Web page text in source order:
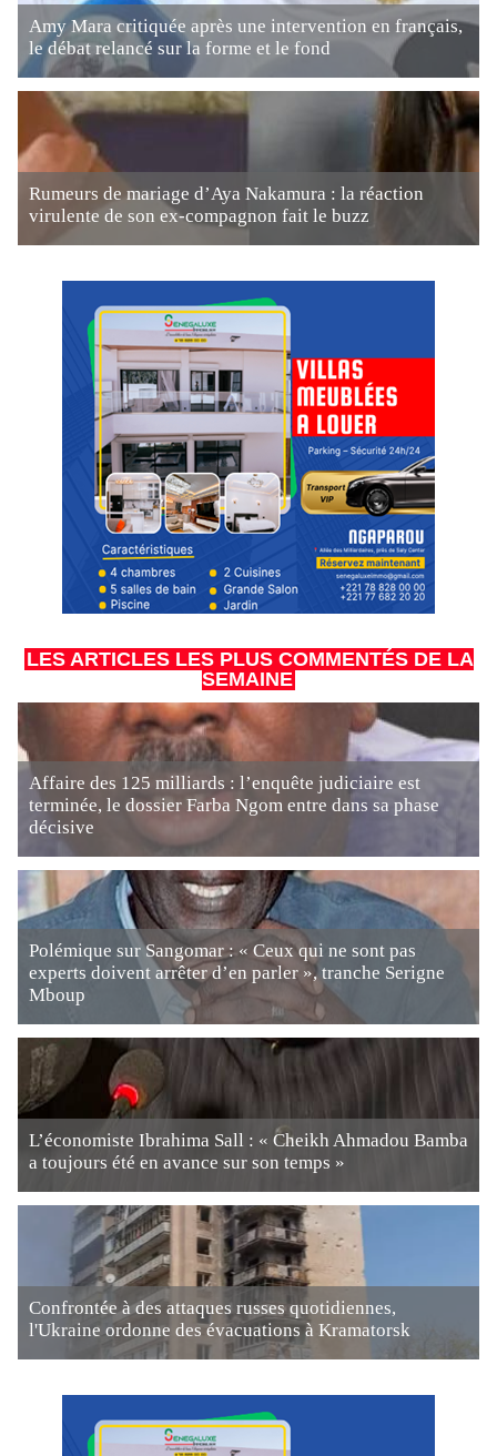
Amy Mara critiquée après une intervention en français,
le débat relancé sur la forme et le fond
Rumeurs de mariage d’Aya Nakamura : la réaction
virulente de son ex-compagnon fait le buzz
LES ARTICLES LES PLUS COMMENTÉS DE LA
SEMAINE
Affaire des 125 milliards : l’enquête judiciaire est
terminée, le dossier Farba Ngom entre dans sa phase
décisive
Polémique sur Sangomar : « Ceux qui ne sont pas
experts doivent arrêter d’en parler », tranche Serigne
Mboup
L’économiste Ibrahima Sall : « Cheikh Ahmadou Bamba
a toujours été en avance sur son temps »
Confrontée à des attaques russes quotidiennes,
l'Ukraine ordonne des évacuations à Kramatorsk